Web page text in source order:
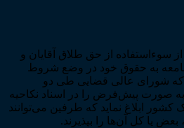
سوء‌استفاده از حق طلاق آقایان و
به حقوق خود در وضع شروط
شورای عالی قضایی طی دو
صورت پیش‌فرض را در اسناد نکاحیه
کشور ابلاغ نماید که طرفین می‌توانند
یا کل آ‌ن‌ها را بپذیرند.